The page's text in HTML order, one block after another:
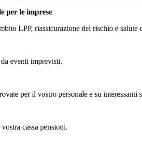
per le imprese
LPP, riassicurazione del rischio e salute
eventi imprevisti.
per il vostro personale e su interessanti
cassa pensioni.